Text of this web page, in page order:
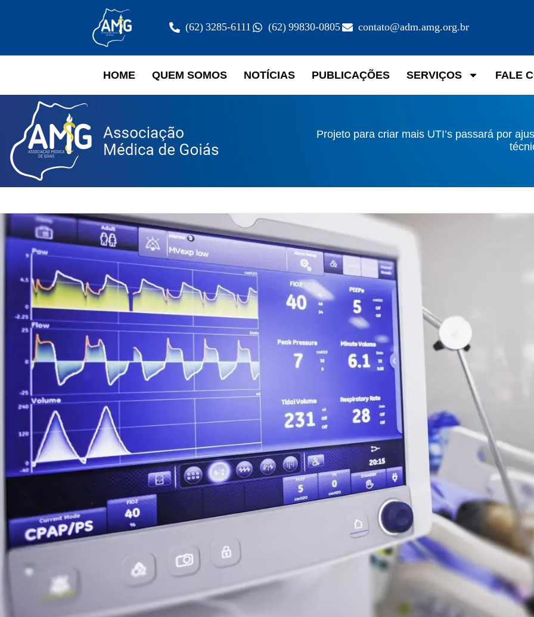
(62) 3285-6111 (62) 99830-0805 contato@adm.amg.org.br
HOME QUEM SOMOS NOTÍCIAS PUBLICAÇÕES SERVIÇOS FALE
Projeto para criar mais UTI’s passará por